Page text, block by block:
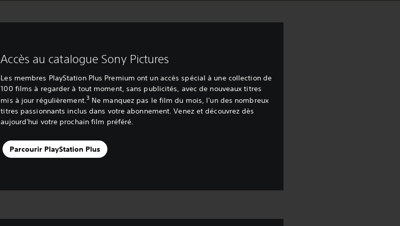
Accès au catalogue Sony Pictures
Les membres PlayStation Plus Premium ont un accès spécial à une collection de
100 films à regarder à tout moment, sans publicités, avec de nouveaux titres
mis à jour régulièrement.3Ne manquez pas le film du mois, l'un des nombreux
titres passionnants inclus dans votre abonnement. Venez et découvrez dès
aujourd'hui votre prochain film préféré.
Parcourir PlayStation Plus